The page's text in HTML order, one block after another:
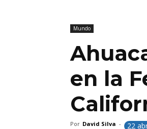
Mundo
en la
Por David Silva - 22